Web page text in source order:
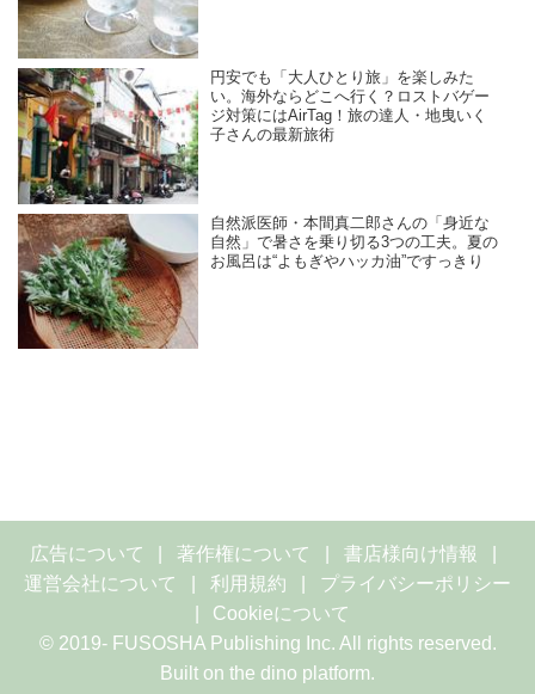
円安でも「大人ひとり旅」を楽しみた
い。海外ならどこへ行く？ロストバゲー
ジ対策にはAirTag！旅の達人・地曳いく
子さんの最新旅術
自然派医師・本間真二郎さんの「身近な
自然」で暑さを乗り切る3つの工夫。夏の
お風呂は“よもぎやハッカ油”ですっきり
広告について 著作権について
書店様向け情報
運営会社について
利用規約
プライバシーポリシー
Cookieについて
© 2019- FUSOSHA Publishing Inc. All rights reserved.
Built on the dino platform.